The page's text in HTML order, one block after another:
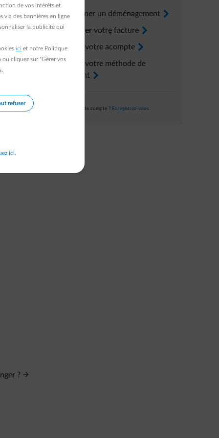
?
Renseigner un déménagement arrow-right
Consulter votre facture arrow-right
Ajuster votre acompte arrow-right
Ajuster votre méthode de
paiement arrow-right
Pas encore de compte ? Enregistrez-vous
de vos intérêts et
via des bannières en ligne
la publicité qui
ici et notre Politique
ou cliquez sur "Gérer vos
refuser
ici.